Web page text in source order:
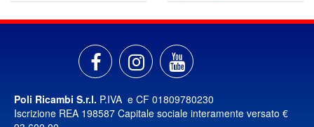
Poli Ricambi S.r.l. P.IVA e CF 01809780230
Iscrizione REA 198587 Capitale sociale interamente versato €